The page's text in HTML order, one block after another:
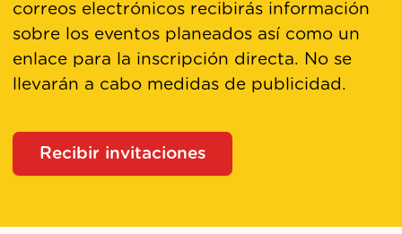
correos electrónicos recibirás información
sobre los eventos planeados así como un
enlace para la inscripción directa. No se
llevarán a cabo medidas de publicidad.
Recibir invitaciones